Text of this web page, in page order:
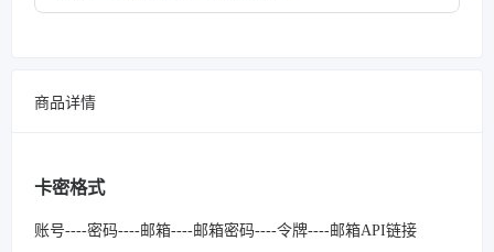
商品详情
卡密格式
账号----密码----邮箱----邮箱密码----令牌----邮箱API链接